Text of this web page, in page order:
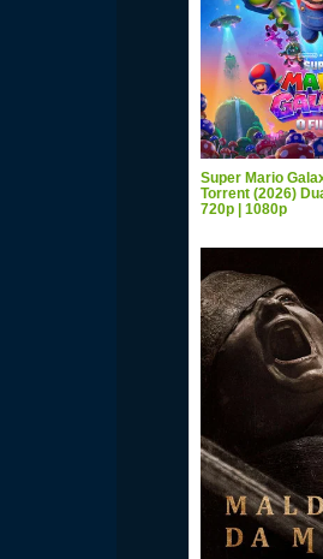
Super Mario
Torrent (2026)
720p | 1080p